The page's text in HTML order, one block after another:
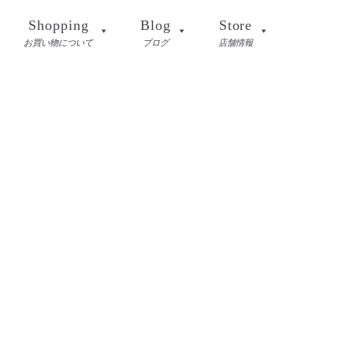
Shopping
お買い物について
Blog
ブログ
Store
店舗情報